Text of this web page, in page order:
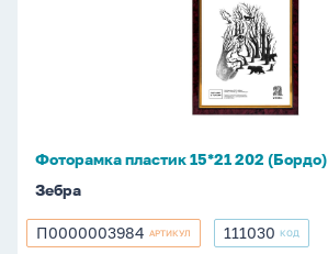
Фоторамка пластик 15*21 202 (Бордо)
Зебра
П0000003984
П0000003984 АРТИКУЛ 111030
111030 КОД